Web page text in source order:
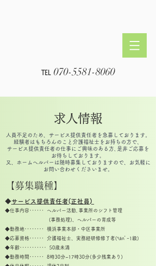
℡ ​070-5581-8060
求人情報
人員不足のため、​サービス提供責任者を急募しております。
経験者はもちろんのこと介護福祉士をお持ちの方で、
サービス提供責任者の仕事にご興味のある方､是非ご応募を
お待ちしております。
又、ホームヘルパーは随時募集しておりますので、お気軽に
お問い合わせくださいませ。
​【募集職種】
◆サービス提供責任者(正社員)
◆​仕事内容･･････ ヘルパー活動､事業所のシフト 管理
(事務処理)、 ヘルパーの育成等
◆勤務地････････ 横浜事業本部・ 中区事業所
◆応募資格･･････ 介護福祉士、実務経研修修了者 (ﾍﾙﾊﾟｰ1級)
◆年齢･･･････････ 50歳未満
◆勤務時間･･････ 8時30分~17時30分(多少残業あり)